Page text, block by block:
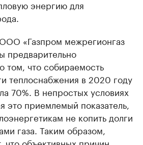
энергию для
«Газпром межрегионгаз
предварительно
том, что собираемость
теплоснабжения в 2020 году
70%. В непростых условиях
это приемлемый показатель,
не копить долги
газа. Таким образом,
что объективных причин,